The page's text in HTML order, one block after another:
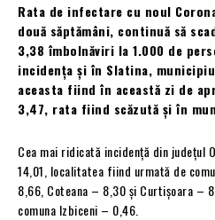
Rata de infectare cu noul
două săptămâni, continuă să
3,38 îmbolnăviri la 1.000 de
incidența și în Slatina,
aceasta fiind în această zi de
3,47, rata fiind scăzută și în
Cea mai ridicată incidență din județul
14,01, localitatea fiind urmată de
8,66, Coteana – 8,30 și Curtișoara –
comuna Izbiceni – 0,46.